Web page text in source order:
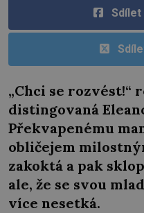
Sdílet
„Chci se rozvést!“
distingovaná
Překvapenému
obličejem
zakoktá a pak
ale, že se svou
více nesetká.